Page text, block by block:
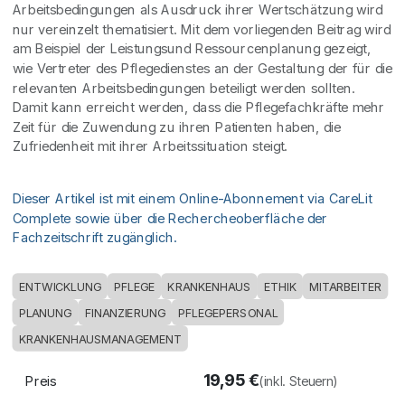
Arbeitsbedingungen als Ausdruck ihrer Wertschätzung wird
nur vereinzelt thematisiert. Mit dem vorliegenden Beitrag wird
am Beispiel der Leistungsund Ressourcenplanung gezeigt,
wie Vertreter des Pflegedienstes an der Gestaltung der für die
relevanten Arbeitsbedingungen beteiligt werden sollten.
Damit kann erreicht werden, dass die Pflegefachkräfte mehr
Zeit für die Zuwendung zu ihren Patienten haben, die
Zufriedenheit mit ihrer Arbeitssituation steigt.
Dieser Artikel ist mit einem Online-Abonnement via CareLit
Complete sowie über die Rechercheoberfläche der
Fachzeitschrift zugänglich.
ENTWICKLUNG PFLEGE KRANKENHAUS ETHIK
MITARBEITER
PLANUNG
FINANZIERUNG PFLEGEPERSONAL
KRANKENHAUSMANAGEMENT
Preis 19,95€(inkl. Steuern)